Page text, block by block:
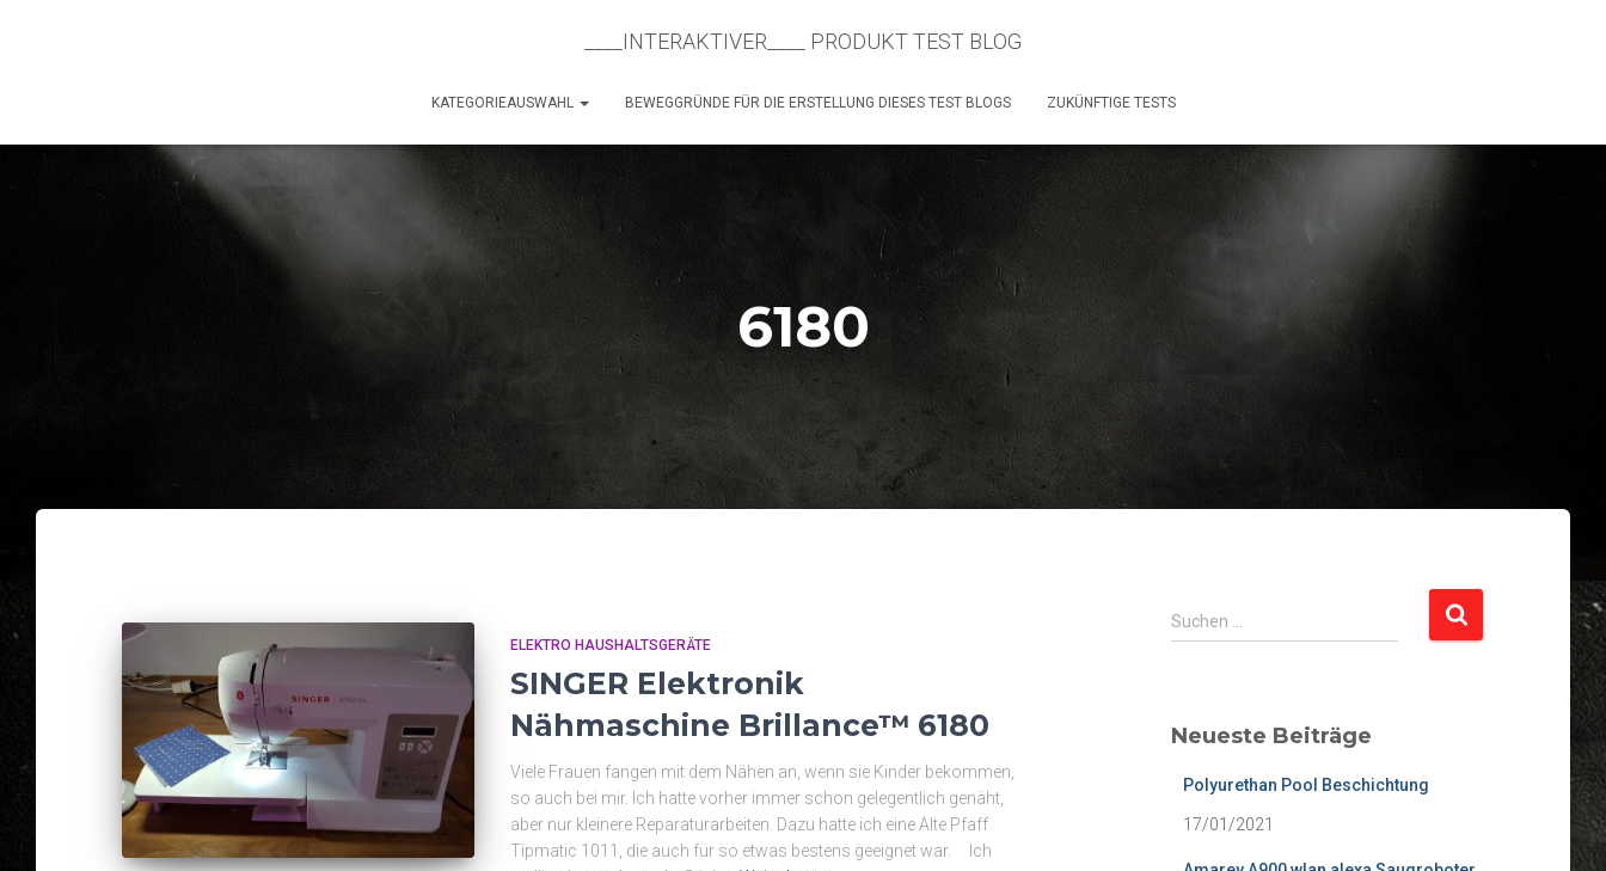
____INTERAKTIVER____ PRODUKT TEST BLOG
KATEGORIEAUSWAHL BEWEGGRÜNDE FÜR DIE ERSTELLUNG DIESES TEST BLOGS ZUKÜNFTIGE TESTS
6180
ELEKTRO HAUSHALTSGERÄTE
SINGER Elektronik
Nähmaschine Brillance™ 6180
Viele Frauen fangen mit dem Nähen an, wenn sie Kinder bekommen,
so auch bei mir. Ich hatte vorher immer schon gelegentlich genäht,
aber nur kleinere Reparaturarbeiten. Dazu hatte ich eine Alte Pfaff
Tipmatic 1011, die auch für so etwas bestens geeignet war. Ich
S
u
n
Suchen …
Neueste Beiträge
Polyurethan Pool Beschichtung
17/01/2021